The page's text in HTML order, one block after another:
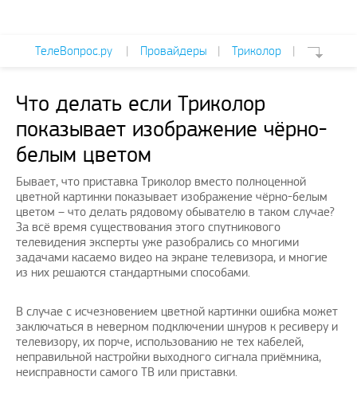
ТелеВопрос.ру | Провайдеры | Триколор |
Что делать если Триколор
показывает изображение чёрно-
белым цветом
Бывает, что приставка Триколор вместо полноценной
цветной картинки показывает изображение чёрно-белым
цветом – что делать рядовому обывателю в таком случае?
За всё время существования этого спутникового
телевидения эксперты уже разобрались со многими
задачами касаемо видео на экране телевизора, и многие
из них решаются стандартными способами.
В случае с исчезновением цветной картинки ошибка может
заключаться в неверном подключении шнуров к ресиверу и
телевизору, их порче, использованию не тех кабелей,
неправильной настройки выходного сигнала приёмника,
неисправности самого ТВ или приставки.